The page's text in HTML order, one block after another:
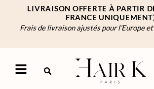
LIVRAISON OFFERTE À PARTIR
FRANCE
Frais de livraison ajustés pour l’Europe